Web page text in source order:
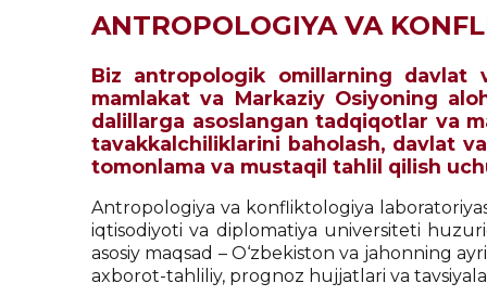
ANTROPOLOGIYA VA
Biz antropologik omillarning davlat
mamlakat va Markaziy Osiyoning
dalillarga asoslangan tadqiqotlar va
tavakkalchiliklarini baholash, davlat
tomonlama va mustaqil tahlil qilish
Antropologiya va konfliktologiya
iqtisodiyoti va diplomatiya universiteti
asosiy maqsad – O‘zbekiston va jahonning
axborot-tahliliy, prognoz hujjatlari va